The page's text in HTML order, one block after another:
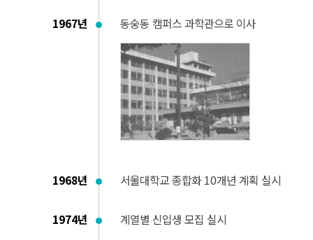
1967년 동숭동 캠퍼스 과학관으로 이사
1968년 서울대학교 종합화 10개년 계획 실시
1974년 계열별 신입생 모집 실시